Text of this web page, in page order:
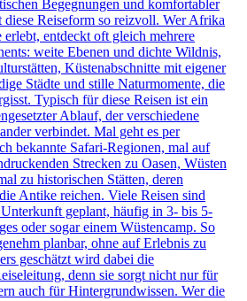
Begegnungen und komfortabler
diese Reiseform so reizvoll. Wer Afrika
erlebt, entdeckt oft gleich mehrere
weite Ebenen und dichte Wildnis,
Küstenabschnitte mit eigener
Städte und stille Naturmomente, die
Typisch für diese Reisen ist ein
Ablauf, der verschiedene
verbindet. Mal geht es per
bekannte Safari-Regionen, mal auf
Strecken zu Oasen, Wüsten
zu historischen Stätten, deren
Antike reichen. Viele Reisen sind
geplant, häufig in 3- bis 5-
oder sogar einem Wüstencamp. So
planbar, ohne auf Erlebnis zu
geschätzt wird dabei die
denn sie sorgt nicht nur für
auch für Hintergrundwissen. Wer die